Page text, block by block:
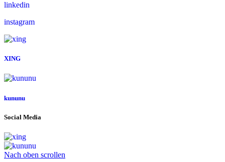
linkedin
instagram
XING
kununu
Social Media
Nach oben scrollen